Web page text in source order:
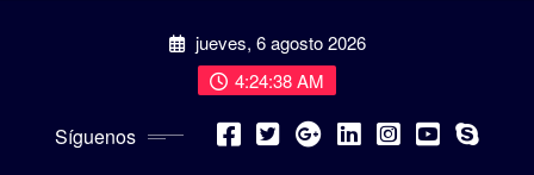
jueves, 6 agosto 2026
4:24:39 AM
Síguenos